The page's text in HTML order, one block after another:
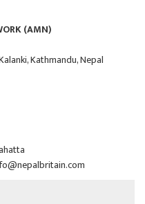
(AMN)
Kathmandu, Nepal